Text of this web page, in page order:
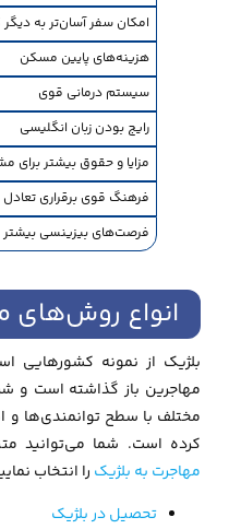
امکان سفر آسان‌تر به
هزینه‌های پایین مسکن
سیستم درمانی قوی
رایج بودن زبان انگلیسی
مزایا و حقوق‌ بیشتر برای
فرهنگ قوی برقراری تعادل
فرصت‌های بیزینسی بیشتر
انواع روش‌های
بلژیک از نمونه کشورهایی
مهاجرین باز گذاشته است و
مختلف با سطح توانمندی‌ها و
کرده است. شما می‌توانید
مهاجرت به بلژیک را انتخاب
تحصیل در بلژیک